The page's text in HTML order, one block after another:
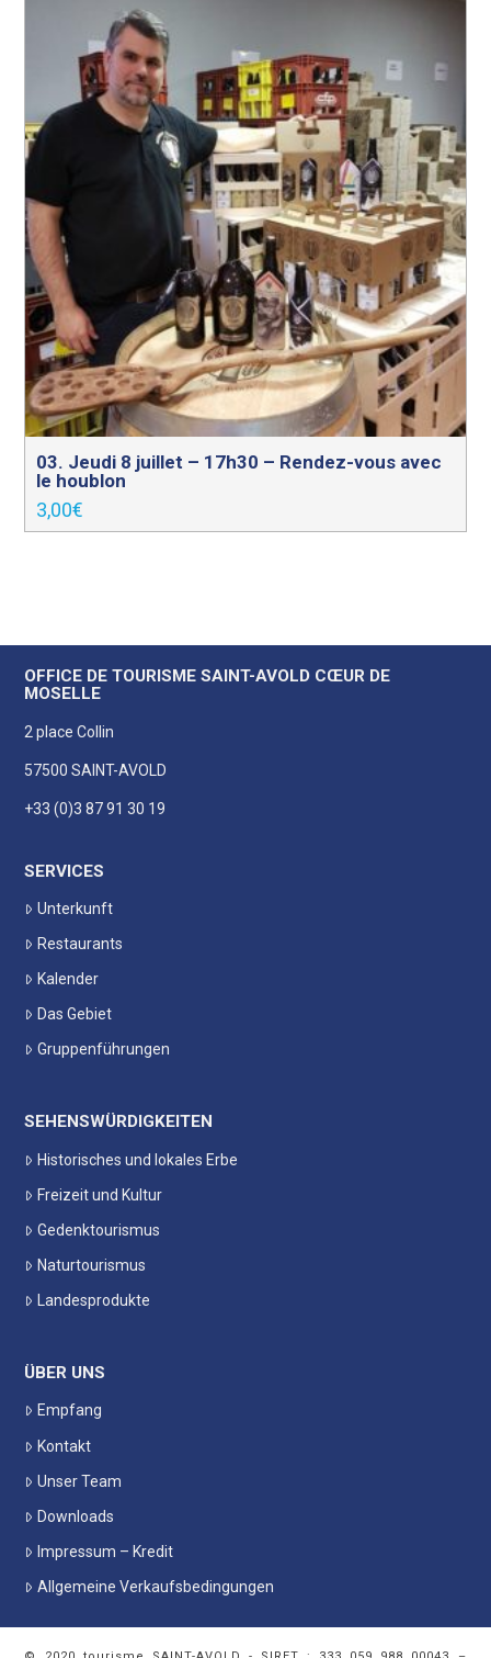
03. Jeudi 8 juillet – 17h30 – Rendez-vous avec
le houblon
3,00€
OFFICE DE TOURISME SAINT-AVOLD CŒUR DE
MOSELLE
2 place Collin
57500 SAINT-AVOLD
+33 (0)3 87 91 30 19
SERVICES
Unterkunft
Restaurants
Kalender
Das Gebiet
Gruppenführungen
SEHENSWÜRDIGKEITEN
Historisches und lokales Erbe
Freizeit und Kultur
Gedenktourismus
Naturtourismus
Landesprodukte
ÜBER UNS
Empfang
Kontakt
Unser Team
Downloads
Impressum – Kredit
Allgemeine Verkaufsbedingungen